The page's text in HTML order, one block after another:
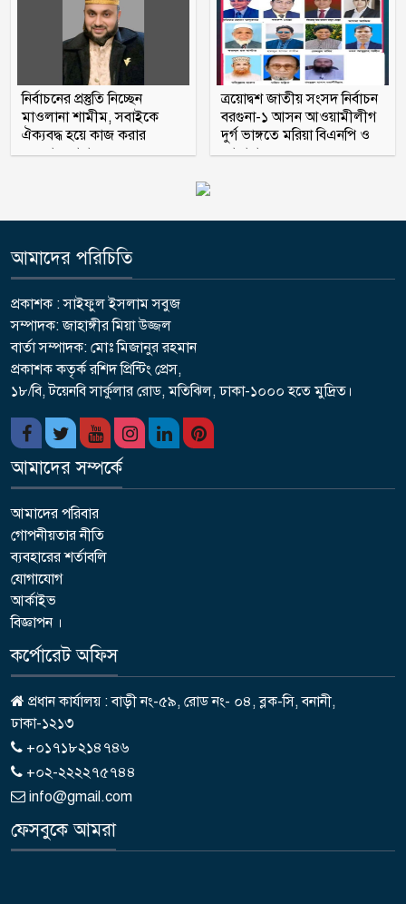
নির্বাচনের প্রস্তুতি নিচ্ছেন
মাওলানা শামীম, সবাইকে
ঐক্যবদ্ধ হয়ে কাজ করার
অহব্বান জানান
ত্রয়োদ্বশ জাতীয় সংসদ নির্বাচন
বরগুনা-১ আসন আওয়ামীলীগ
দুর্গ ভাঙ্গতে মরিয়া বিএনপি ও
জামায়াত
আমাদের পরিচিতি
প্রকাশক : সাইফুল ইসলাম সবুজ
সম্পাদক: জাহাঙ্গীর মিয়া উজ্জল
বার্তা সম্পাদক: মোঃ মিজানুর রহমান
প্রকাশক কতৃর্ক রশিদ প্রিন্টিং প্রেস,
১৮/বি, টয়েনবি সার্কুলার রোড, মতিঝিল, ঢাকা-১০০০ হতে মুদ্রিত।
আমাদের সম্পর্কে
আমাদের পরিবার
গোপনীয়তার নীতি
ব্যবহারের শর্তাবলি
যোগাযোগ
আর্কাইভ
বিজ্ঞাপন ।
কর্পোরেট অফিস
প্রধান কার্যালয় : বাড়ী নং-৫৯, রোড নং- ০৪, ব্লক-সি, বনানী,
ঢাকা-১২১৩
+০১৭১৮২১৪৭৪৬
+০২-২২২২৭৫৭৪৪
info@gmail.com
ফেসবুকে আমরা